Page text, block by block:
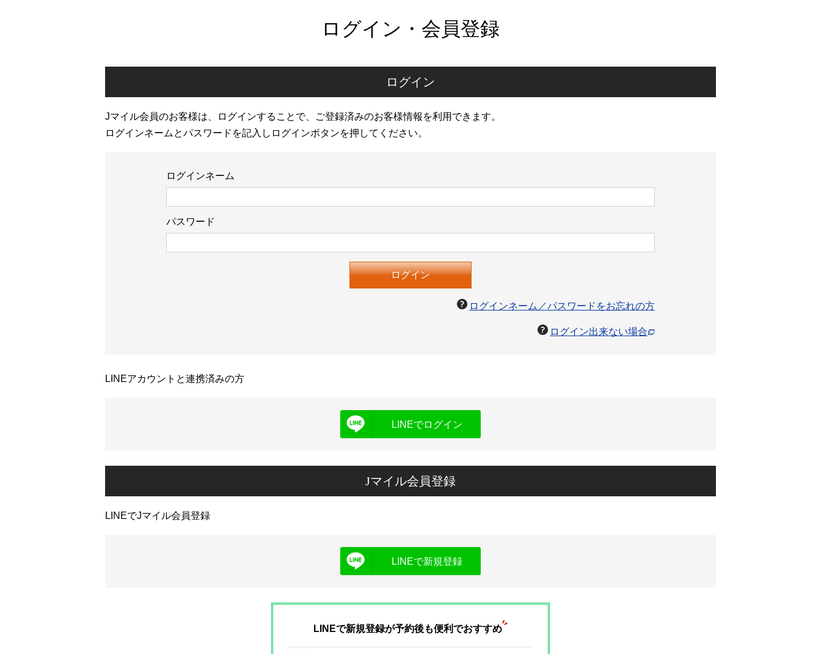
ログイン・会員登録
ログイン
Jマイル会員のお客様は、ログインすることで、ご登録済みのお客様情報を利用できます。
ログインネームとパスワードを記入しログインボタンを押してください。
ログインネーム
パスワード
ログインネーム／パスワードをお忘れの方
ログイン出来ない場合
LINEアカウントと連携済みの方
LINEでログイン
Jマイル会員登録
LINEでJマイル会員登録
LINEで新規登録
LINEで新規登録が予約後も便利でおすすめ